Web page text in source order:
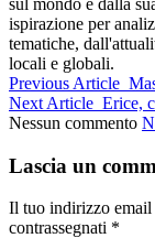
ispirazione per
tematiche,
locali e globali.
Previous Article
Next Article Erice,
Nessun commento
Lascia un
Il tuo indirizzo email
contrassegnati *